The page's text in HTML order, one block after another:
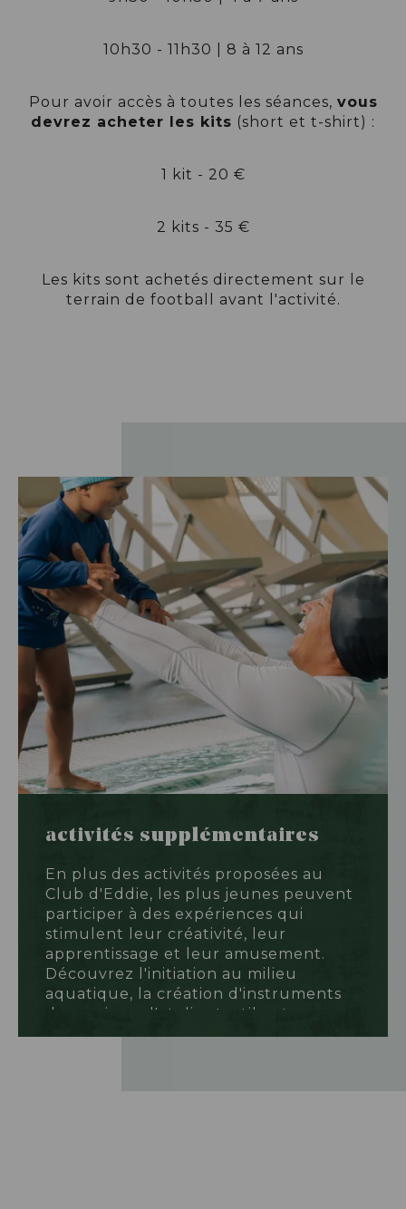
10h30 - 11h30 | 8 à 12 ans
Pour avoir accès à toutes les séances, vous
devrez acheter les kits (short et t-shirt) :
1 kit - 20 €
2 kits - 35 €
Les kits sont achetés directement sur le
terrain de football avant l'activité.
activités supplémentaires
En plus des activités proposées au
Club d'Eddie, les plus jeunes peuvent
participer à des expériences qui
stimulent leur créativité, leur
apprentissage et leur amusement.
Découvrez l'initiation au milieu
aquatique, la création d'instruments
de musique, l'atelier tactile et
sensoriel, la peinture de t-shirts en